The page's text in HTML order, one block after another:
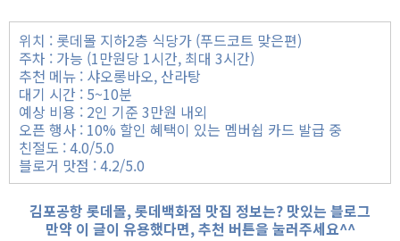
위치 : 롯데몰 지하2층 식당가 (푸드코트 맞은편)
주차 : 가능 (1만원당 1시간, 최대 3시간)
추천 메뉴 : 샤오롱바오, 산라탕
대기 시간 : 5~10분
예상 비용 : 2인 기준 3만원 내외
오픈 행사 : 10% 할인 혜택이 있는 멤버쉽 카드 발급 중
친절도 : 4.0/5.0
블로거 맛점 : 4.2/5.0
김포공항 롯데몰, 롯데백화점 맛집 정보는? 맛있는 블로그
만약 이 글이 유용했다면, 추천 버튼을 눌러주세요^^